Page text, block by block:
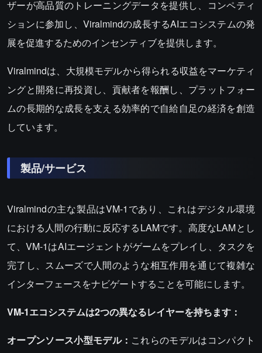
ザーが高品質のトレーニングデータを提供し、コンペティ
ションに参加し、Viralmindの成長するAIエコシステムの発
展を促進するためのインセンティブを提供します。
Viralmindは、大規模モデルから得られる収益をマーケティ
ングと開発に再投資し、貢献者を報酬し、プラットフォー
ムの長期的な成長を支える効率的で自給自足の経済を創造
しています。
製品/サービス
Viralmindの主な製品はVM-1であり、これはデジタル環境
における人間の行動に反応するLAMです。高度なLAMとし
て、VM-1はAIエージェントがゲームをプレイし、タスクを
完了し、スムーズで人間のような相互作用を通じて複雑な
インターフェースをナビゲートすることを可能にします。
VM-1エコシステムは2つの異なるレイヤーを持ちます：
オープンソース小型モデル： これらのモデルはコンパクト